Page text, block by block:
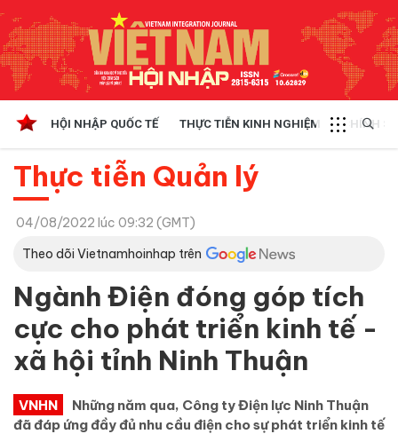
HỘI NHẬP QUỐC TẾ THỰC TIỄN KINH NGHIỆM CHÍNH
Thực tiễn Quản lý
04/08/2022 lúc 09:32 (GMT)
Theo dõi Vietnamhoinhap trên
Ngành Điện đóng góp tích
cực cho phát triển kinh tế -
xã hội tỉnh Ninh Thuận
VNHN
Những năm qua, Công ty Điện lực Ninh Thuận
đã đáp ứng đầy đủ nhu cầu điện cho sự phát triển kinh tế